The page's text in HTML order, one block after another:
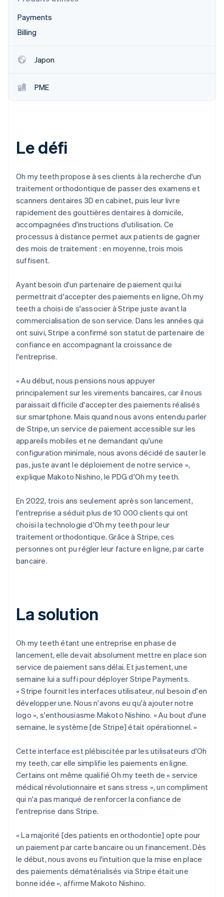
Radar
Prévention de la fraude
Constitution de start-up
Vérification de l'identité
Découvrez comment Stripe construit l’infrastructure
Regarder la vidéo
Payments
Billing
Japon
PME
Le défi
Oh my teeth propose à ses clients à la recherche d'un
traitement orthodontique de passer des examens et
scanners dentaires 3D en cabinet, puis leur livre
rapidement des gouttières dentaires à domicile,
accompagnées d'instructions d'utilisation. Ce
processus à distance permet aux patients de gagner
des mois de traitement : en moyenne, trois mois
suffisent.
Ayant besoin d'un partenaire de paiement qui lui
permettrait d'accepter des paiements en ligne, Oh my
teeth a choisi de s'associer à Stripe juste avant la
commercialisation de son service. Dans les années qui
ont suivi, Stripe a confirmé son statut de partenaire de
confiance en accompagnant la croissance de
l'entreprise.
« Au début, nous pensions nous appuyer
principalement sur les virements bancaires, car il nous
paraissait difficile d'accepter des paiements réalisés
sur smartphone. Mais quand nous avons entendu parler
de Stripe, un service de paiement accessible sur les
appareils mobiles et ne demandant qu'une
configuration minimale, nous avons décidé de sauter le
pas, juste avant le déploiement de notre service »,
explique Makoto Nishino, le PDG d'Oh my teeth.
En 2022, trois ans seulement après son lancement,
l'entreprise a séduit plus de 10 000 clients qui ont
choisi la technologie d'Oh my teeth pour leur
traitement orthodontique. Grâce à Stripe, ces
personnes ont pu régler leur facture en ligne, par carte
bancaire.
La solution
Oh my teeth étant une entreprise en phase de
lancement, elle devait absolument mettre en place son
service de paiement sans délai. Et justement, une
semaine lui a suffi pour déployer Stripe Payments.
« Stripe fournit les interfaces utilisateur, nul besoin d'en
développer une. Nous n'avons eu qu'à ajouter notre
logo », s'enthousiasme Makoto Nishino. « Au bout d'une
semaine, le système [de Stripe] était opérationnel. »
Cette interface est plébiscitée par les utilisateurs d'Oh
my teeth, car elle simplifie les paiements en ligne.
Certains ont même qualifié Oh my teeth de « service
médical révolutionnaire et sans stress », un compliment
qui n'a pas manqué de renforcer la confiance de
l'entreprise dans Stripe.
« La majorité [des patients en orthodontie] opte pour
un paiement par carte bancaire ou un financement. Dès
le début, nous avons eu l'intuition que la mise en place
des paiements dématérialisés via Stripe était une
bonne idée », affirme Makoto Nishino.